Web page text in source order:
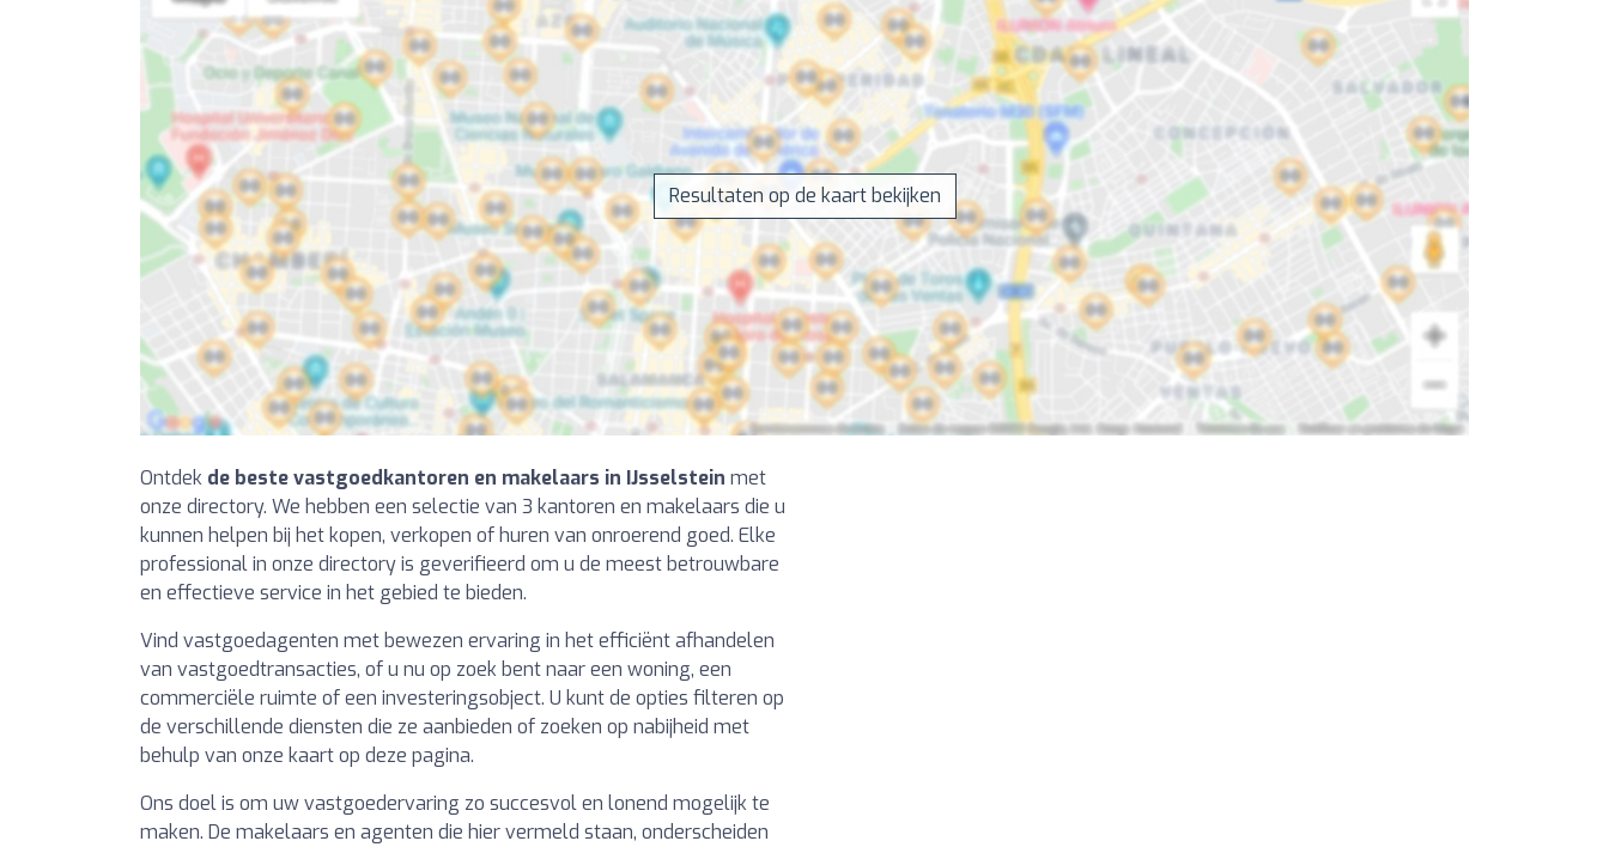
Resultaten op de kaart bekijken
Ontdek de beste vastgoedkantoren en makelaars in IJsselstein met
onze directory. We hebben een selectie van 3 kantoren en makelaars die u
kunnen helpen bij het kopen, verkopen of huren van onroerend goed. Elke
professional in onze directory is geverifieerd om u de meest betrouwbare
en effectieve service in het gebied te bieden.
Vind vastgoedagenten met bewezen ervaring in het efficiënt afhandelen
van vastgoedtransacties, of u nu op zoek bent naar een woning, een
commerciële ruimte of een investeringsobject. U kunt de opties filteren op
de verschillende diensten die ze aanbieden of zoeken op nabijheid met
behulp van onze kaart op deze pagina.
Ons doel is om uw vastgoedervaring zo succesvol en lonend mogelijk te
maken. De makelaars en agenten die hier vermeld staan, onderscheiden